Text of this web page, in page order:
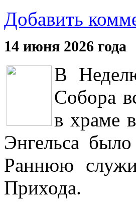
Добавить
14 июня 2026 года
В
Собора
в храме
Энгельса
Раннюю
Прихода.